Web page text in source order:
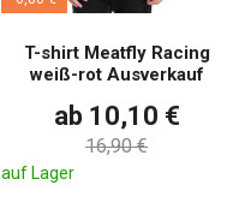
T-shirt Meatfly Racing
weiß-rot Ausverkauf
ab 10,10 €
16,90 €
auf Lager